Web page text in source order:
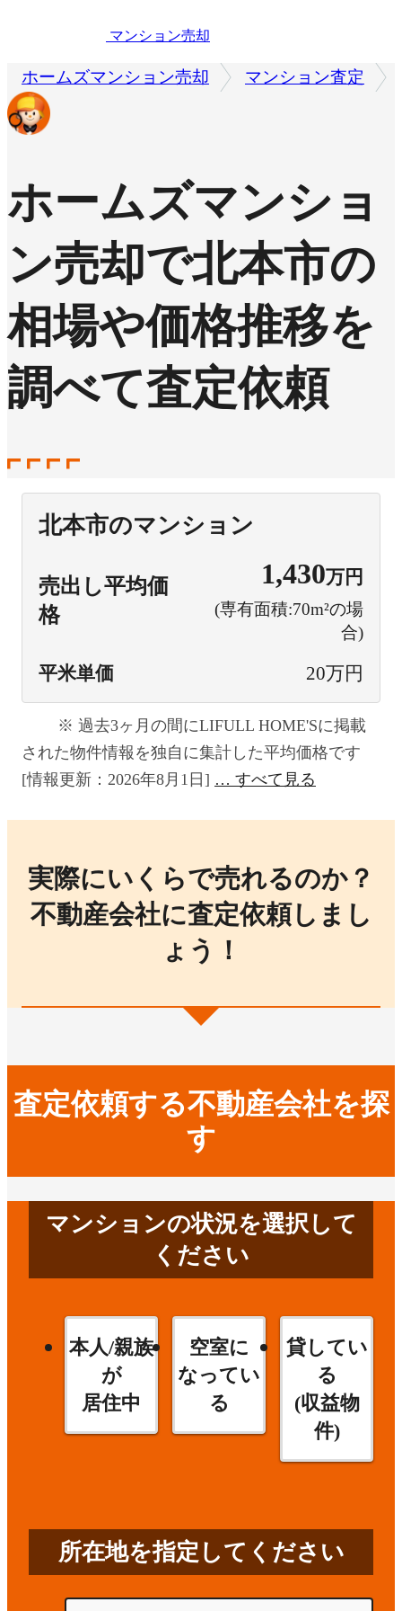
マンション売却
ホームズマンション売却 マンション査定
ホームズマンショ
ン売却で北本市の
相場や価格推移を
調べて査定依頼
北本市のマンション
売出し平均価
格
1,430万円
(専有面積:70m²の場
合)
平米単価 20万円
過去3ヶ月の間にLIFULL HOME'Sに掲載
された物件情報を独自に集計した平均価格です
[情報更新：2026年8月1日]
すべて見る
実際にいくらで売れるのか？
不動産会社に査定依頼しまし
ょう！
査定依頼する不動産会社を探
す
マンションの状況を選択して
ください
本人/親族
が
居住中
空室に
なってい
る
貸してい
る
(収益物
件)
所在地を指定してください